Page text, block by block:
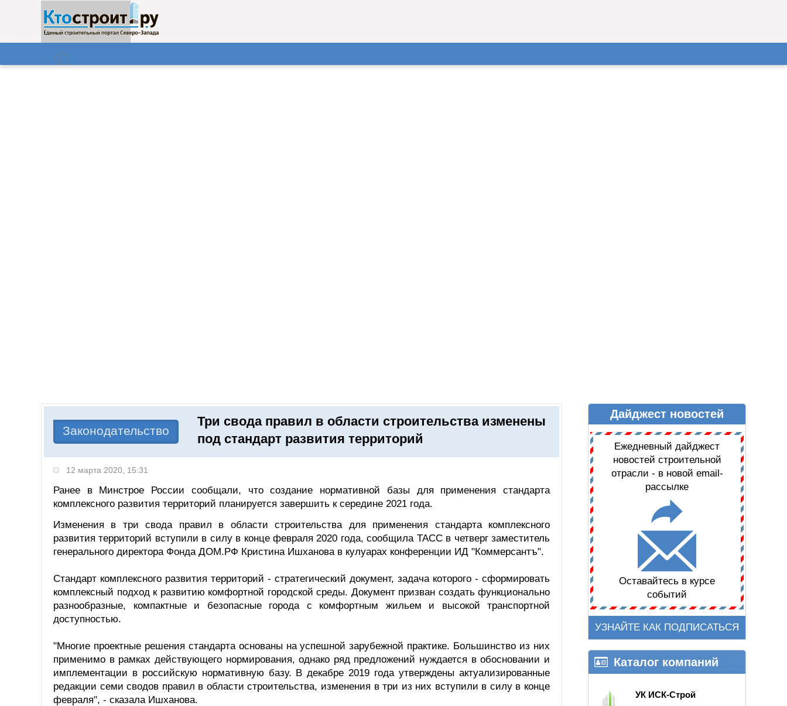
ДАЙДЖЕСТ НОВОСТЕЙ
Законодательство
Три свода правил в области строительства изменены
под стандарт развития территорий
12 марта 2020, 15:31
Ранее в Минстрое России сообщали, что создание нормативной базы для применения стандарта
комплексного развития территорий планируется завершить к середине 2021 года.
Изменения в три свода правил в области строительства для применения стандарта комплексного
развития территорий вступили в силу в конце февраля 2020 года, сообщила ТАСС в четверг заместитель
генерального директора Фонда ДОМ.РФ Кристина Ишханова в кулуарах конференции ИД "Коммерсантъ".
Стандарт комплексного развития территорий - стратегический документ, задача которого - сформировать
комплексный подход к развитию комфортной городской среды. Документ призван создать функционально
разнообразные, компактные и безопасные города с комфортным жильем и высокой транспортной
доступностью.
"Многие проектные решения стандарта основаны на успешной зарубежной практике. Большинство из них
применимо в рамках действующего нормирования, однако ряд предложений нуждается в обосновании и
имплементации в российскую нормативную базу. В декабре 2019 года утверждены актуализированные
редакции семи сводов правил в области строительства, изменения в три из них вступили в силу в конце
февраля", - сказала Ишханова.
Дайджест новостей
Ежедневный дайджест
новостей строительной
отрасли - в новой email-
рассылке
Оставайтесь в курсе
событий
УЗНАЙТЕ КАК ПОДПИСАТЬСЯ
Каталог компаний
УК ИСК-Строй